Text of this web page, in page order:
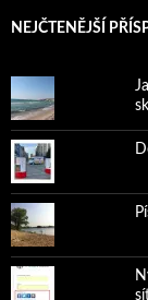
NEJČTENĚJŠÍ